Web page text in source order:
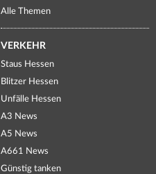
Alle Themen
VERKEHR
Staus Hessen
Blitzer Hessen
Unfälle Hessen
A3 News
A5 News
A661 News
Günstig tanken